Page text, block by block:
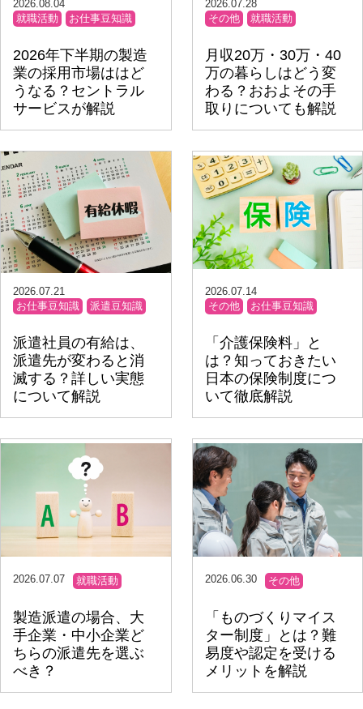
2026.08.04
就職活動
お仕事豆知識
2026年下半期の製造
業の採用市場ははど
うなる？セントラル
サービスが解説
2026.07.28
その他
就職活動
月収20万・30万・40
万の暮らしはどう変
わる？おおよその手
取りについても解説
2026.07.21
お仕事豆知識
派遣豆知識
派遣社員の有給は、
派遣先が変わると消
滅する？詳しい実態
について解説
2026.07.14
その他
お仕事豆知識
「介護保険料」と
は？知っておきたい
日本の保険制度につ
いて徹底解説
2026.07.07 就職活動
製造派遣の場合、大
手企業・中小企業ど
ちらの派遣先を選ぶ
べき？
2026.06.30 その他
「ものづくりマイス
ター制度」とは？難
易度や認定を受ける
メリットを解説